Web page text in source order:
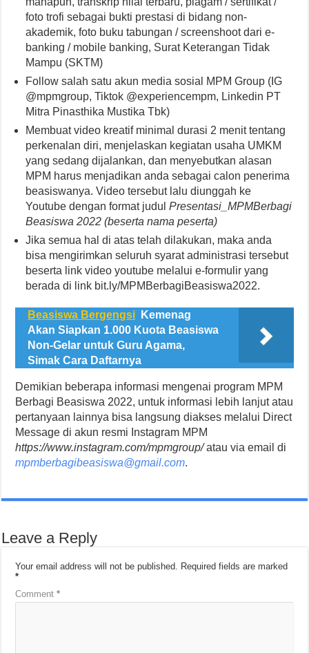
foto trofi sebagai bukti prestasi di bidang non-
akademik, foto buku tabungan / screenshoot dari e-
banking / mobile banking, Surat Keterangan Tidak
Mampu (SKTM)
Follow salah satu akun media sosial MPM Group (IG
@mpmgroup, Tiktok @experiencempm, Linkedin PT
Mitra Pinasthika Mustika Tbk)
Membuat video kreatif minimal durasi 2 menit tentang
perkenalan diri, menjelaskan kegiatan usaha UMKM
yang sedang dijalankan, dan menyebutkan alasan
MPM harus menjadikan anda sebagai calon penerima
beasiswanya. Video tersebut lalu diunggah ke
Youtube dengan format judulPresentasi_MPMBerbagi
Beasiswa 2022 (beserta nama peserta)
Jika semua hal di atas telah dilakukan, maka anda
bisa mengirimkan seluruh syarat administrasi tersebut
beserta link video youtube melalui e-formulir yang
berada di link bit.ly/MPMBerbagiBeasiswa2022.
Beasiswa Bergengsi
Kemenag
Akan Siapkan 1.000 Kuota Beasiswa
Non-Gelar untuk Guru Agama,
Simak Cara Daftarnya
Demikian beberapa informasi mengenai program MPM
Berbagi Beasiswa 2022, untuk informasi lebih lanjut atau
pertanyaan lainnya bisa langsung diakses melalui Direct
Message di akun resmi Instagram MPM
https://www.instagram.com/mpmgroup/atau via email di
mpmberbagibeasiswa@gmail.com.
Leave a Reply
Your email address will not be published. Required fields are marked
*
Comment*